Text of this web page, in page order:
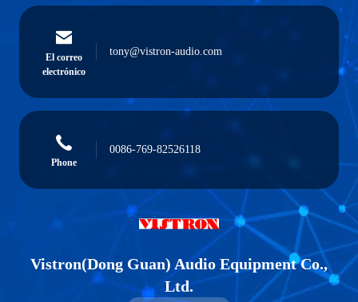
El correo
electrónico
tony@vistron-audio.com
Phone
0086-769-82526118
Vistron(Dong Guan) Audio Equipment Co.,
Ltd.